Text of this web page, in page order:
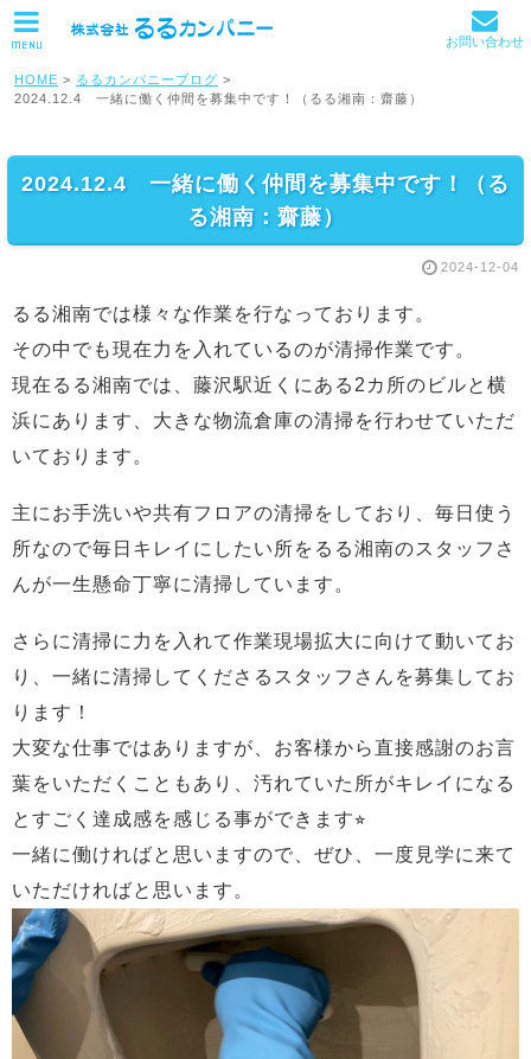
HOME > るるカンパニーブログ >
2024.12.4 一緒に働く仲間を募集中です！（るる湘南：齋藤）
2024.12.4 一緒に働く仲間を募集中です！（る
る湘南：齋藤）
2024-12-04
るる湘南では様々な作業を行なっております。
その中でも現在力を入れているのが清掃作業です。
現在るる湘南では、藤沢駅近くにある2カ所のビルと横
浜にあります、大きな物流倉庫の清掃を行わせていただ
いております。
主にお手洗いや共有フロアの清掃をしており、毎日使う
所なので毎日キレイにしたい所をるる湘南のスタッフさ
んが一生懸命丁寧に清掃しています。
さらに清掃に力を入れて作業現場拡大に向けて動いてお
り、一緒に清掃してくださるスタッフさんを募集してお
ります！
大変な仕事ではありますが、お客様から直接感謝のお言
葉をいただくこともあり、汚れていた所がキレイになる
とすごく達成感を感じる事ができます⭐︎
一緒に働ければと思いますので、ぜひ、一度見学に来て
いただければと思います。
MENU お問い合わせ